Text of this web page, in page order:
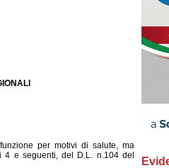
per motivi di salute, ma
4 e seguenti, del D.L. n.104 del